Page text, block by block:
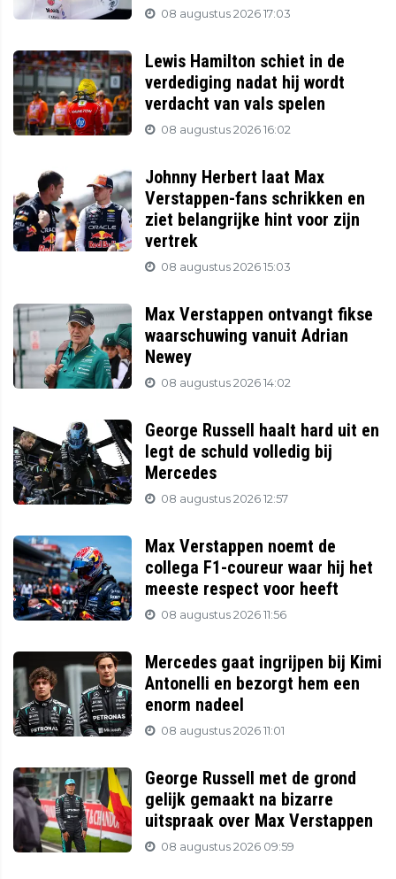
08 augustus 2026 17:03
Lewis Hamilton schiet in de
verdediging nadat hij wordt
verdacht van vals spelen
08 augustus 2026 16:02
Johnny Herbert laat Max
Verstappen-fans schrikken en
ziet belangrijke hint voor zijn
vertrek
08 augustus 2026 15:03
Max Verstappen ontvangt fikse
waarschuwing vanuit Adrian
Newey
08 augustus 2026 14:02
George Russell haalt hard uit en
legt de schuld volledig bij
Mercedes
08 augustus 2026 12:57
Max Verstappen noemt de
collega F1-coureur waar hij het
meeste respect voor heeft
08 augustus 2026 11:56
Mercedes gaat ingrijpen bij Kimi
Antonelli en bezorgt hem een
enorm nadeel
08 augustus 2026 11:01
George Russell met de grond
gelijk gemaakt na bizarre
uitspraak over Max Verstappen
08 augustus 2026 09:59